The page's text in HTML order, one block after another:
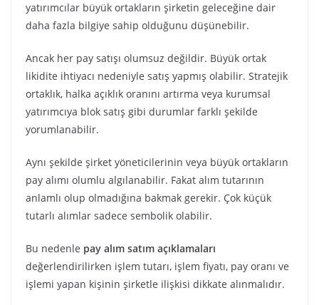
yatırımcılar büyük ortakların şirketin geleceğine dair
daha fazla bilgiye sahip olduğunu düşünebilir.
Ancak her pay satışı olumsuz değildir. Büyük ortak
likidite ihtiyacı nedeniyle satış yapmış olabilir. Stratejik
ortaklık, halka açıklık oranını artırma veya kurumsal
yatırımcıya blok satış gibi durumlar farklı şekilde
yorumlanabilir.
Aynı şekilde şirket yöneticilerinin veya büyük ortakların
pay alımı olumlu algılanabilir. Fakat alım tutarının
anlamlı olup olmadığına bakmak gerekir. Çok küçük
tutarlı alımlar sadece sembolik olabilir.
Bu nedenle pay alım satım açıklamaları
değerlendirilirken işlem tutarı, işlem fiyatı, pay oranı ve
işlemi yapan kişinin şirketle ilişkisi dikkate alınmalıdır.